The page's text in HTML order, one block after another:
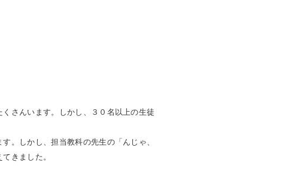
さんいます。しかし、３０名以上の生徒
。しかし、担当教科の先生の「んじゃ、
きました。